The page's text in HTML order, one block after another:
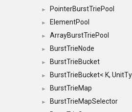
► PointerBurstTriePool
► ElementPool
► ArrayBurstTriePool
► BurstTrieNode
► BurstTrieBucket
► BurstTrieBucket< K,
► BurstTrieMap
►
BurstTrieMapSelector